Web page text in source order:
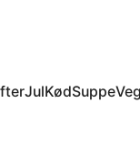
JulKødSuppe